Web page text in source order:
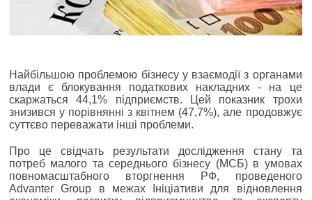
Найбільшою проблемою бізнесу у взаємодії з органами
влади є блокування податкових накладних - на це
скаржаться 44,1% підприємств. Цей показник трохи
знизився у порівнянні з квітнем (47,7%), але продовжує
суттєво переважати інші проблеми.
Про це свідчать результати дослідження стану та
потреб малого та середнього бізнесу (МСБ) в умовах
повномасштабного вторгнення РФ, проведеного
Advanter Group в межах Ініціативи для відновлення